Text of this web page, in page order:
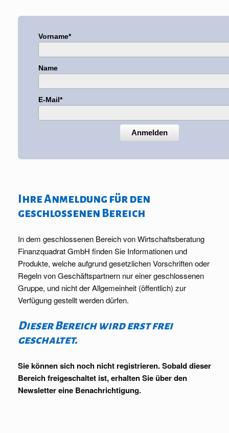
Vorname*
Name
E-Mail*
Anmelden
Ihre Anmeldung für den
geschlossenen Bereich
In dem geschlossenen Bereich von Wirtschaftsberatung
Finanzquadrat GmbH finden Sie Informationen und
Produkte, welche aufgrund gesetzlichen Vorschriften oder
Regeln von Geschäftspartnern nur einer geschlossenen
Gruppe, und nicht der Allgemeinheit (öffentlich) zur
Verfügung gestellt werden dürfen.
Dieser Bereich wird erst frei
geschaltet.
Sie können sich noch nicht registrieren. Sobald dieser
Bereich freigeschaltet ist, erhalten Sie über den
Newsletter eine Benachrichtigung.